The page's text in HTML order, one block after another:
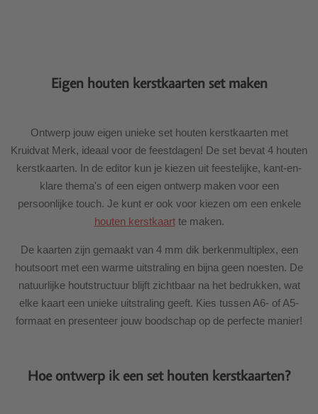
Eigen houten kerstkaarten set maken
Ontwerp jouw eigen unieke set houten kerstkaarten met
Kruidvat Merk, ideaal voor de feestdagen! De set bevat 4 houten
kerstkaarten. In de editor kun je kiezen uit feestelijke, kant-en-
klare thema's of een eigen ontwerp maken voor een
persoonlijke touch. Je kunt er ook voor kiezen om een enkele
houten kerstkaartte maken.
De kaarten zijn gemaakt van 4 mm dik berkenmultiplex, een
houtsoort met een warme uitstraling en bijna geen noesten. De
natuurlijke houtstructuur blijft zichtbaar na het bedrukken, wat
elke kaart een unieke uitstraling geeft. Kies tussen A6- of A5-
formaat en presenteer jouw boodschap op de perfecte manier!
Hoe ontwerp ik een set houten kerstkaarten?